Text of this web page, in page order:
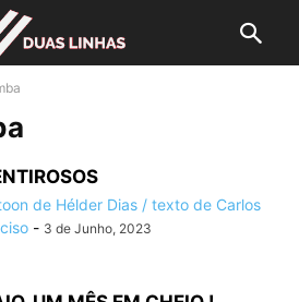
de Hélder Dias / texto de Carlos
- 3 de Junho, 2023